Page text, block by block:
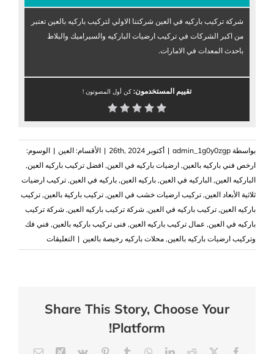
شركة تركيب باركيه في العين شركتنا الاولي لتركيب باركيه بالعين تعتبر
من اكبر الشركات في تركيب ارضيات الباركيه والسيراميك والبلاط
باحدث المعدات في الامارات.
تقييم المستخدمون: كن أول المصوتون !
بواسطة admin_1g0y0zgp
| أكتوبر 26th, 2024 | الأقسام: العين | الوسوم:
ارخص فني باركيه بالعين, ارضيات باركيه في العين, افضل تركيب باركيه العين,
الباركيه العين, الباركيه في العين, باركيه العين, باركيه في العين, تركيب ارضيات
ثلاثية الأبعاد العين, تركيب ارضيات خشب في العين, تركيب باركية بالعين, تركيب
باركيه العين, تركيب باركيه في العين, شركة تركيب باركيه العين, شركة تركيب
باركيه في العين, عمال تركيب باركيه العين, فنى تركيب باركيه بالعين, فني فك
وتركيب ارضيات باركيه بالعين, محلات باركيه رخيصة بالعين | التعليقاتعلى
شركة
العينShare This Story, Choose Your
Platform!
Facebook
X
Reddit
LinkedIn
WhatsApp
Tumblr
Pinterest
Vk
Xing
Email